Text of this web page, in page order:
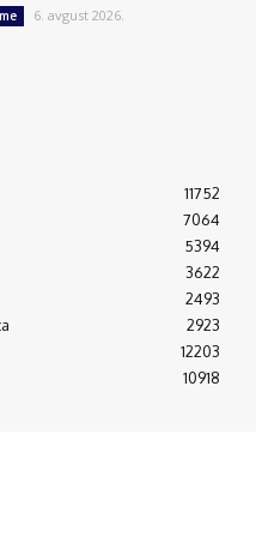
6. avgust 2026.
11752
7064
5394
3622
2493
2923
12203
10918